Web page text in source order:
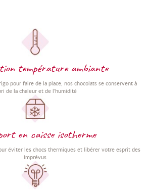
température ambiante
pour faire de la place, nos chocolats se conservent à
de la chaleur et de l'humidité
en caisse isotherme
éviter les chocs thermiques et libérer votre esprit des
imprévus